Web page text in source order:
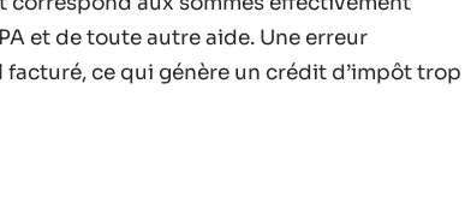
et de toute autre aide. Une erreur
ce qui génère un crédit d’impôt trop